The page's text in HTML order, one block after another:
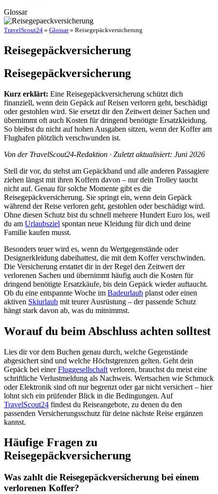
Glossar
TravelScout24 » Glossar» Reisegepäckversicherung
Reisegepäckversicherung
Reisegepäckversicherung
Kurz erklärt: Eine Reisegepäckversicherung schützt dich
finanziell, wenn dein Gepäck auf Reisen verloren geht, beschädigt
oder gestohlen wird. Sie ersetzt dir den Zeitwert deiner Sachen und
übernimmt oft auch Kosten für dringend benötigte Ersatzkleidung.
So bleibst du nicht auf hohen Ausgaben sitzen, wenn der Koffer am
Flughafen plötzlich verschwunden ist.
Von der TravelScout24-Redaktion · Zuletzt aktualisiert: Juni 2026
Stell dir vor, du stehst am Gepäckband und alle anderen Passagiere
ziehen längst mit ihren Koffern davon – nur dein Trolley taucht
nicht auf. Genau für solche Momente gibt es die
Reisegepäckversicherung. Sie springt ein, wenn dein Gepäck
während der Reise verloren geht, gestohlen oder beschädigt wird.
Ohne diesen Schutz bist du schnell mehrere Hundert Euro los, weil
du am Urlaubsziel spontan neue Kleidung für dich und deine
Familie kaufen musst.
Besonders teuer wird es, wenn du Wertgegenstände oder
Designerkleidung dabeihattest, die mit dem Koffer verschwinden.
Die Versicherung erstattet dir in der Regel den Zeitwert der
verlorenen Sachen und übernimmt häufig auch die Kosten für
dringend benötigte Ersatzkäufe, bis dein Gepäck wieder auftaucht.
Ob du eine entspannte Woche im Badeurlaub planst oder einen
aktiven Skiurlaub mit teurer Ausrüstung – der passende Schutz
hängt stark davon ab, was du mitnimmst.
Worauf du beim Abschluss achten solltest
Lies dir vor dem Buchen genau durch, welche Gegenstände
abgesichert sind und welche Höchstgrenzen gelten. Geht dein
Gepäck bei einerFluggesellschaft verloren, brauchst du meist eine
schriftliche Verlustmeldung als Nachweis. Wertsachen wie Schmuck
oder Elektronik sind oft nur begrenzt oder gar nicht versichert – hier
lohnt sich ein prüfender Blick in die Bedingungen. Auf
TravelScout24 findest du Reiseangebote, zu denen du den
passenden Versicherungsschutz für deine nächste Reise ergänzen
kannst.
Häufige Fragen zu
Reisegepäckversicherung
Was zahlt die Reisegepäckversicherung bei einem
verlorenen Koffer?